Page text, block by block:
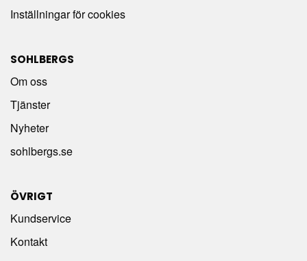
Inställningar för cookies
SOHLBERGS
Om oss
Tjänster
Nyheter
sohlbergs.se
ÖVRIGT
Kundservice
Kontakt